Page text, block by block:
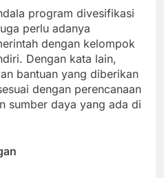
program divesifikasi
perlu adanya
dengan kelompok
Dengan kata lain,
bantuan yang diberikan
dengan perencanaan
sumber daya yang ada di